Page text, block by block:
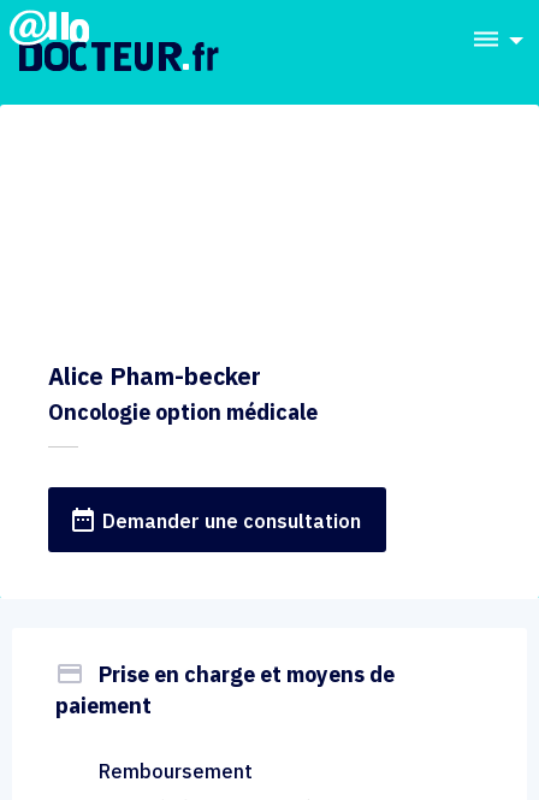
dehaze
Alice Pham-becker
Oncologie option médicale
date_range Demander une consultation
payment
Prise en charge et moyens de
paiement
Remboursement